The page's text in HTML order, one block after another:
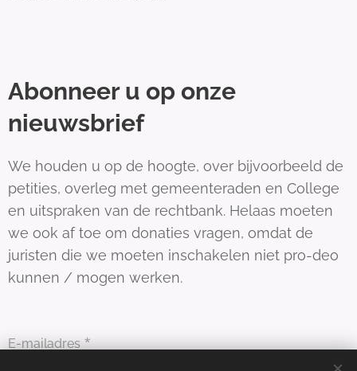
Abonneer u op onze
nieuwsbrief
We houden u op de hoogte, over bijvoorbeeld de
petities, overleg met gemeenteraden en College
en uitspraken van de rechtbank. Helaas moeten
we ook af toe om donaties vragen, omdat de
juristen die we moeten inschakelen niet pro-deo
kunnen / mogen werken.
E-mailadres